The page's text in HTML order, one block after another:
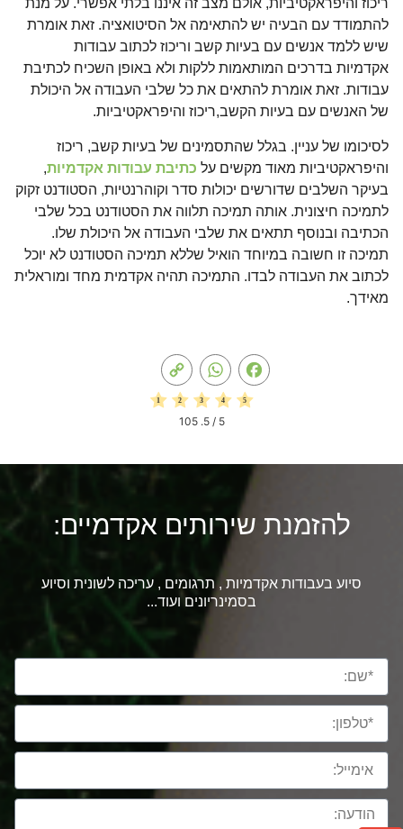
ריכוז והיפראקטיביות, אולם מצב זה איננו בלתי אפשרי. על מנת
להתמודד עם הבעיה יש להתאימה אל הסיטואציה. זאת אומרת
שיש ללמד אנשים עם בעיות קשב וריכוז לכתוב עבודות
אקדמיות בדרכים המותאמות ללקות ולא באופן השכיח לכתיבת
עבודות. זאת אומרת להתאים את כל שלבי העבודה אל היכולת
של האנשים עם בעיות הקשב,ריכוז והיפראקטיביות.
לסיכומו של עניין. בגלל שהתסמינים של בעיות קשב, ריכוז
והיפראקטיביות מאוד מקשים על כתיבת עבודות אקדמיות,
בעיקר השלבים שדורשים יכולות סדר וקוהרנטיות, הסטודנט זקוק
לתמיכה חיצונית. אותה תמיכה תלווה את הסטודנט בכל שלבי
הכתיבה ובנוסף תתאים את שלבי העבודה אל היכולת שלו.
תמיכה זו חשובה במיוחד הואיל שללא תמיכה הסטודנט לא יוכל
לכתוב את העבודה לבדו. התמיכה תהיה אקדמית מחד ומוראלית
מאידך.
Facebook
WhatsApp
5
/ 5.
105
להזמנת שירותים אקדמיים:
סיוע בעבודות אקדמיות , תרגומים , עריכה לשונית וסיוע
בסמינריונים ועוד...